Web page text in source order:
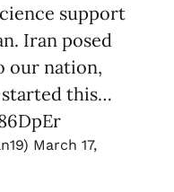
support
Iran posed
our nation,
this…
March 17,